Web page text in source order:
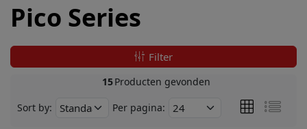
Pico Series
Filter
15Producten gevonden
Sort by: Per pagina: